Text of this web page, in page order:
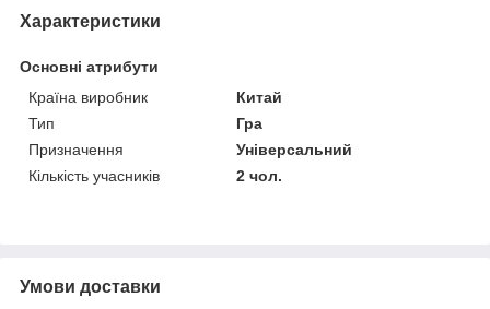
Характеристики
Основні атрибути
Країна виробник
Китай
Тип
Гра
Призначення
Універсальний
Кількість учасників
2 чол.
Умови доставки